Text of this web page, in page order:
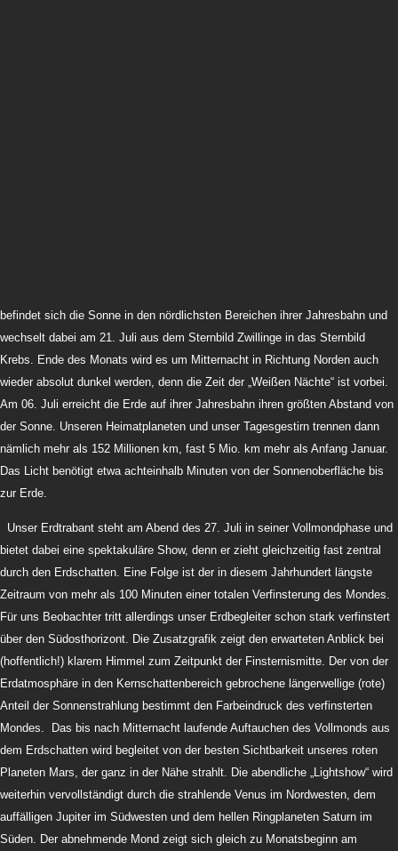
befindet sich die Sonne in den nördlichsten Bereichen ihrer Jahresbahn und
wechselt dabei am 21. Juli aus dem Sternbild Zwillinge in das Sternbild
Krebs. Ende des Monats wird es um Mitternacht in Richtung Norden auch
wieder absolut dunkel werden, denn die Zeit der „Weißen Nächte“ ist vorbei.
Am 06. Juli erreicht die Erde auf ihrer Jahresbahn ihren größten Abstand von
der Sonne. Unseren Heimatplaneten und unser Tagesgestirn trennen dann
nämlich mehr als 152 Millionen km, fast 5 Mio. km mehr als Anfang Januar.
Das Licht benötigt etwa achteinhalb Minuten von der Sonnenoberfläche bis
zur Erde.
Unser Erdtrabant steht am Abend des 27. Juli in seiner Vollmondphase und
bietet dabei eine spektakuläre Show, denn er zieht gleichzeitig fast zentral
durch den Erdschatten. Eine Folge ist der in diesem Jahrhundert längste
Zeitraum von mehr als 100 Minuten einer totalen Verfinsterung des Mondes.
Für uns Beobachter tritt allerdings unser Erdbegleiter schon stark verfinstert
über den Südosthorizont. Die Zusatzgrafik zeigt den erwarteten Anblick bei
(hoffentlich!) klarem Himmel zum Zeitpunkt der Finsternismitte. Der von der
Erdatmosphäre in den Kernschattenbereich gebrochene längerwellige (rote)
Anteil der Sonnenstrahlung bestimmt den Farbeindruck des verfinsterten
Mondes. Das bis nach Mitternacht laufende Auftauchen des Vollmonds aus
dem Erdschatten wird begleitet von der besten Sichtbarkeit unseres roten
Planeten Mars, der ganz in der Nähe strahlt. Die abendliche „Lightshow“ wird
weiterhin vervollständigt durch die strahlende Venus im Nordwesten, dem
auffälligen Jupiter im Südwesten und dem hellen Ringplaneten Saturn im
Süden. Der abnehmende Mond zeigt sich gleich zu Monatsbeginn am